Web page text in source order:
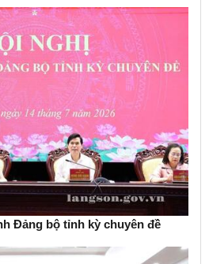
Đảng bộ tỉnh kỳ chuyên đề